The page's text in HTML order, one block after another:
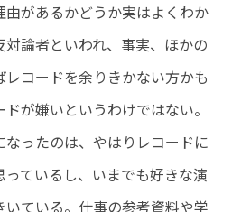
があるかどうか実はよくわか
論者といわれ、事実、ほかの
コードを余りきかない方かも
が嫌いというわけではない。
ったのは、やはりレコードに
ているし、いまでも好きな演
ている。仕事の参考資料や学